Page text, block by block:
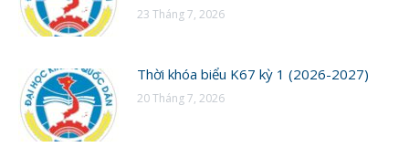
23 Tháng 7, 2026
Thời khóa biểu K67 kỳ 1 (2026-2027)
20 Tháng 7, 2026